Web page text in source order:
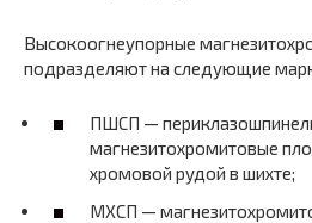
Высокоогнеупорные
подразделяют на следующие
ПШСП —
магнезитохромитовые
хромовой рудой в шихте;
МХСП —